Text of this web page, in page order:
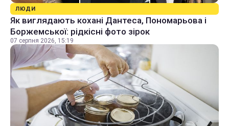
ЛЮДИ
Як виглядають кохані Дантеса, Пономарьова і
Боржемської: рідкісні фото зірок
07 серпня 2026, 15:19